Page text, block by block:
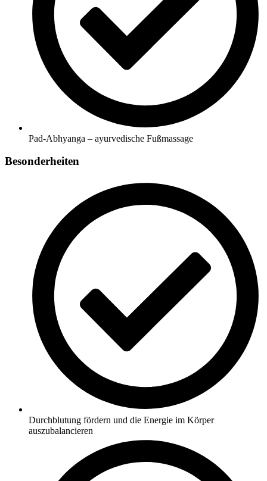
Pad-Abhyanga – ayurvedische Fußmassage
Besonderheiten
Durchblutung fördern und die Energie im Körper
auszubalancieren